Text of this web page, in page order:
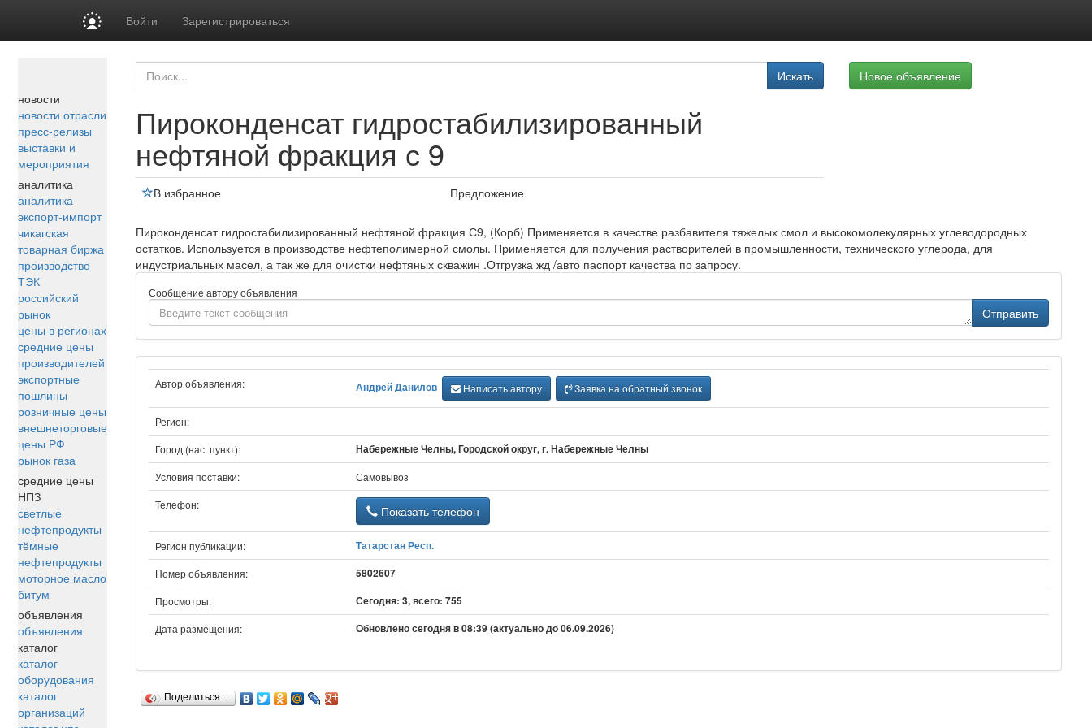
Войти Зарегистрироваться
новости
новости отрасли
пресс-релизы
выставки и
мероприятия
аналитика
аналитика
экспорт-импорт
чикагская
товарная биржа
производство
ТЭК
российский
рынок
цены в регионах
средние цены
производителей
экспортные
пошлины
розничные цены
внешнеторговые
цены РФ
рынок газа
средние цены
НПЗ
светлые
нефтепродукты
тёмные
нефтепродукты
моторное масло
битум
объявления
объявления
каталог
каталог
оборудования
каталог
организаций
Искать Новое объявление
Пироконденсат гидростабилизированный
нефтяной фракция с 9
В избранное Предложение
Пироконденсат гидростабилизированный нефтяной фракция С9, (Корб) Применяется в качестве разбавителя тяжелых смол и высокомолекулярных углеводородных
остатков. Используется в производстве нефтеполимерной смолы. Применяется для получения растворителей в промышленности, технического углерода, для
индустриальных масел, а так же для очистки нефтяных скважин .Отгрузка жд /авто паспорт качества по запросу.
Сообщение автору объявления
Отправить
Автор объявления: Андрей Данилов Написать автору Заявка на обратный звонок
Регион:
Город (нас. пункт):
Набережные Челны, Городской округ, г. Набережные Челны
Условия поставки:
Самовывоз
Телефон:
Показать телефон
Регион публикации: Татарстан Респ.
Номер объявления: 5802607
Просмотры: Сегодня: 3, всего: 755
Дата размещения: Обновлено сегодня в 08:39 (актуально до 06.09.2026)
Поделиться…